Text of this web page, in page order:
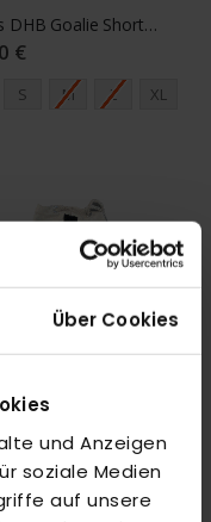
Über Cookies
und Anzeigen
soziale Medien
auf unsere
adidas DHB Goalie Shorts Unisex Grey
€
S M L XL
DHB Hockey Set 15 Sticks/15 Balls/1 Bag 30"-34"
€